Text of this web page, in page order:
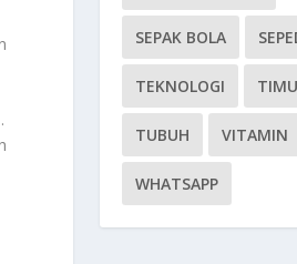
SEPAK BOLA
TEKNOLOGI
TUBUH VITAMIN
WHATSAPP